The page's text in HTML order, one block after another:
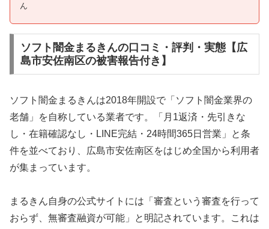
ん
ソフト闇金まるきんの口コミ・評判・実態【広
島市安佐南区の被害報告付き】
ソフト闇金まるきんは2018年開設で「ソフト闇金業界の
老舗」を自称している業者です。「月1返済・先引きな
し・在籍確認なし・LINE完結・24時間365日営業」と条
件を並べており、広島市安佐南区をはじめ全国から利用者
が集まっています。
まるきん自身の公式サイトには「審査という審査を行って
おらず、無審査融資が可能」と明記されています。これは